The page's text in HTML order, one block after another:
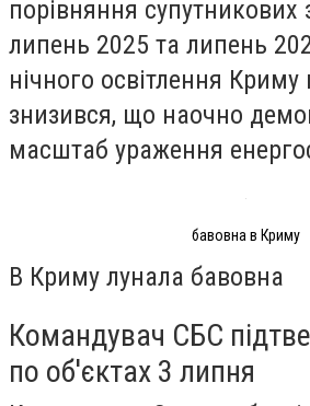
порівняння супутникових
липень 2025 та липень
нічного освітлення Криму
знизився, що наочно
масштаб ураження
бавовна в Криму
В Криму лунала бавовна
Командувач СБС
по об'єктах 3 липня